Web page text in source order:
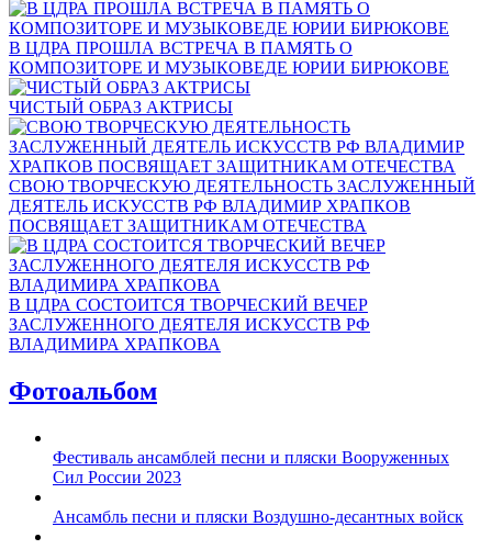
В ЦДРА ПРОШЛА ВСТРЕЧА В ПАМЯТЬ О
КОМПОЗИТОРЕ И МУЗЫКОВЕДЕ ЮРИИ БИРЮКОВЕ
ЧИСТЫЙ ОБРАЗ АКТРИСЫ
СВОЮ ТВОРЧЕСКУЮ ДЕЯТЕЛЬНОСТЬ ЗАСЛУЖЕННЫЙ
ДЕЯТЕЛЬ ИСКУССТВ РФ ВЛАДИМИР ХРАПКОВ
ПОСВЯЩАЕТ ЗАЩИТНИКАМ ОТЕЧЕСТВА
В ЦДРА СОСТОИТСЯ ТВОРЧЕСКИЙ ВЕЧЕР
ЗАСЛУЖЕННОГО ДЕЯТЕЛЯ ИСКУССТВ РФ
ВЛАДИМИРА ХРАПКОВА
Фотоальбом
Фестиваль ансамблей песни и пляски Вооруженных
Сил России 2023
Ансамбль песни и пляски Воздушно-десантных войск